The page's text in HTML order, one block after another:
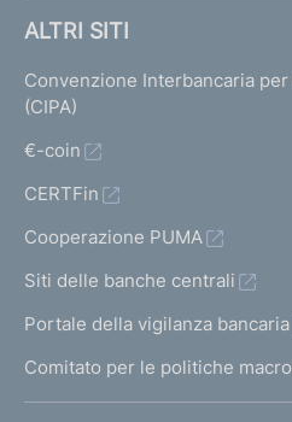
ALTRI SITI
Convenzione Interbancaria
(CIPA)
€-coin
CERTFin
Cooperazione PUMA
Siti delle banche centrali
Portale della vigilanza bancaria
Comitato per le politiche